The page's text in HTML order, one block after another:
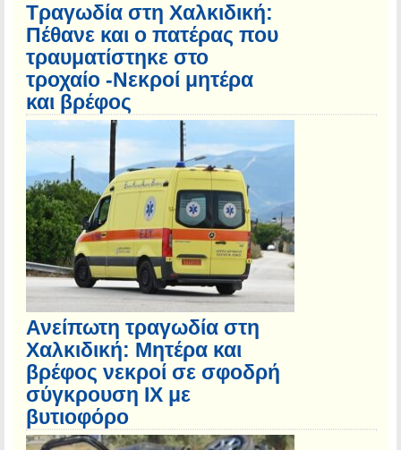
Τραγωδία στη Χαλκιδική:
Πέθανε και ο πατέρας που
τραυματίστηκε στο
τροχαίο -Νεκροί μητέρα
και βρέφος
Ανείπωτη τραγωδία στη
Χαλκιδική: Μητέρα και
βρέφος νεκροί σε σφοδρή
σύγκρουση ΙΧ με
βυτιοφόρο